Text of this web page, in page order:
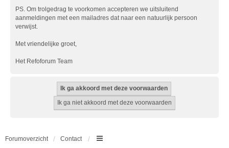
PS. Om trolgedrag te voorkomen accepteren we uitsluitend
aanmeldingen met een mailadres dat naar een natuurlijk persoon
verwijst.
Met vriendelijke groet,
Het Refoforum Team
Forumoverzicht Contact